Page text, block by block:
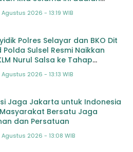
Agustus 2026 - 13:19 WIB
Polres Selayar dan BKO Dit
Polda Sulsel Resmi Naikkan
Nurul Salsa ke Tahap
Agustus 2026 - 13:13 WIB
Jaga Jakarta untuk Indonesia
Bersatu Jaga
dan Persatuan
Agustus 2026 - 13:08 WIB